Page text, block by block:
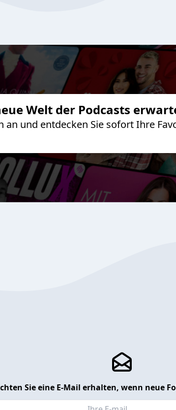
Welt der Podcasts
an und entdecken Sie sofort Ihre
Sie eine E-Mail erhalten, wenn neue